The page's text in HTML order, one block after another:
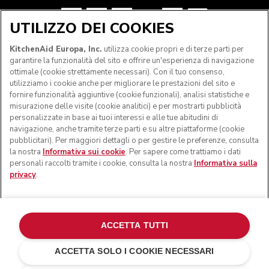
SEGUICI
Uniti e altrove.
Gestisci cookies
Informativa sulla privacy
Informativa sui cookie
In altri paesi
UTILIZZO DEI COOKIES
KitchenAid Europa, Inc. utilizza cookie propri e di terze parti per
garantire la funzionalità del sito e offrire un'esperienza di navigazione
ottimale (cookie strettamente necessari). Con il tuo consenso,
utilizziamo i cookie anche per migliorare le prestazioni del sito e
fornire funzionalità aggiuntive (cookie funzionali), analisi statistiche e
misurazione delle visite (cookie analitici) e per mostrarti pubblicità
personalizzate in base ai tuoi interessi e alle tue abitudini di
navigazione, anche tramite terze parti e su altre piattaforme (cookie
pubblicitari). Per maggiori dettagli o per gestire le preferenze, consulta
la nostra Informativa sui cookie. Per sapere come trattiamo i dati
personali raccolti tramite i cookie, consulta la nostra Informativa sulla
privacy.
ACCETTA SOLO I COOKIE NECESSARI
ACCETTA TUTTI